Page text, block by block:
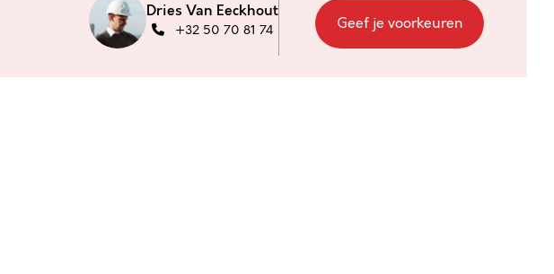
Dries Van Eeckhout
+32 50 70 81 74 Geef je voorkeuren